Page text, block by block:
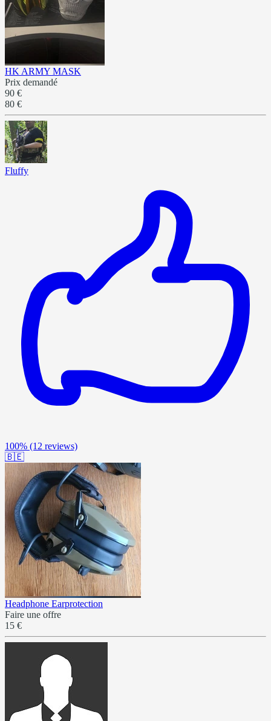
HK ARMY MASK
Prix demandé
90 €
80 €
Fluffy
100% (12 reviews)
🇧🇪
Headphone Earprotection
Faire une offre
15 €